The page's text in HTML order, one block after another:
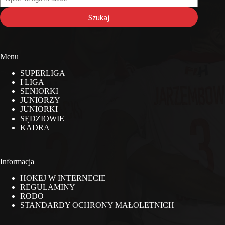
na
stronie
Szukaj
Menu
SUPERLIGA
I LIGA
SENIORKI
JUNIORZY
JUNIORKI
SĘDZIOWIE
KADRA
Informacja
HOKEJ W INTERNECIE
REGULAMINY
RODO
STANDARDY OCHRONY MAŁOLETNICH